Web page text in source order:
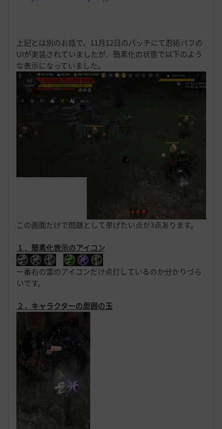
上記とは別のお話で、11月12日のパッチにて忍術バフの
UIが実装されていましたが、簡素化の状態で以下のよう
な表示になっていました。
この画面だけで問題として挙げたい点が3点あります。
１．簡素化表示のアイコン
一番右の霊のアイコンだけ点灯しているのか分かりづら
いです。
２．キャラクターの周囲の玉